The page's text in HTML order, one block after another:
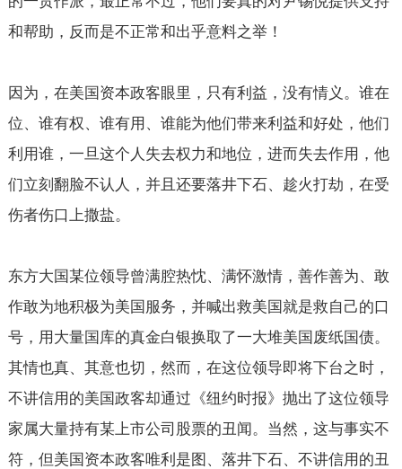
和帮助，反而是不正常和出乎意料之举！
因为，在美国资本政客眼里，只有利益，没有情义。谁在
位、谁有权、谁有用、谁能为他们带来利益和好处，他们
利用谁，一旦这个人失去权力和地位，进而失去作用，他
们立刻翻脸不认人，并且还要落井下石、趁火打劫，在受
伤者伤口上撒盐。
东方大国某位领导曾满腔热忱、满怀激情，善作善为、敢
作敢为地积极为美国服务，并喊出救美国就是救自己的口
号，用大量国库的真金白银换取了一大堆美国废纸国债。
其情也真、其意也切，然而，在这位领导即将下台之时，
不讲信用的美国政客却通过《纽约时报》抛出了这位领导
家属大量持有某上市公司股票的丑闻。当然，这与事实不
符，但美国资本政客唯利是图、落井下石、不讲信用的丑